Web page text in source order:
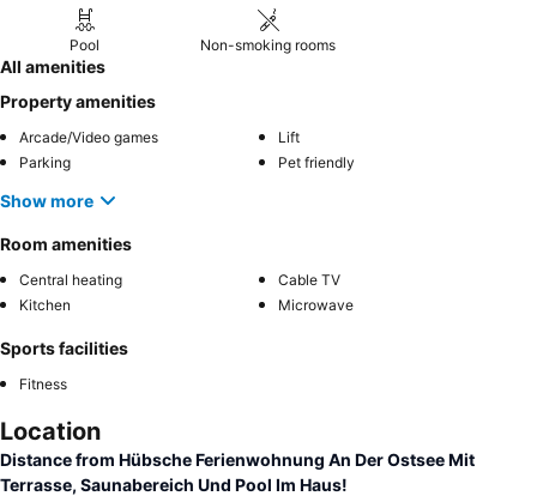
Pool Non-smoking rooms
All amenities
Property amenities
Arcade/Video games
Lift
Parking
Pet friendly
Show more
Room amenities
Central heating
Cable TV
Kitchen
Microwave
Sports facilities
Fitness
Location
Distance from Hübsche Ferienwohnung An Der Ostsee Mit
Terrasse, Saunabereich Und Pool Im Haus!